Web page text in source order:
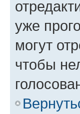
уже
могут
чтобы